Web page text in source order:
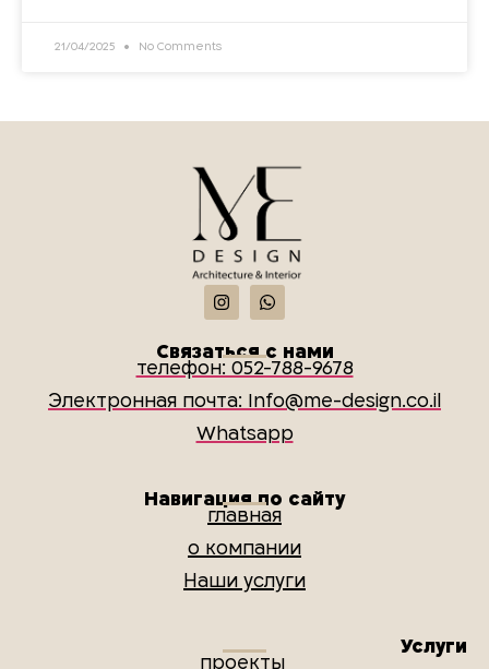
21/04/2025 No Comments
Навигация по сайту
главная
о компании
Наши услуги
Услуги
проекты
Связаться с нами
телефон: 052-788-9678
Электронная почта: Info@me-design.co.il
Whatsapp